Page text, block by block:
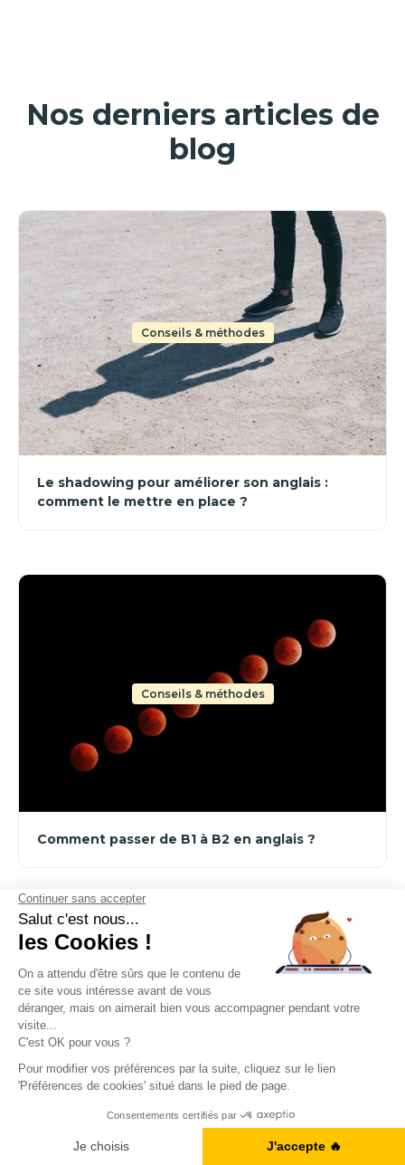
Nos derniers articles de
blog
Conseils & méthodes
Le shadowing pour améliorer son anglais :
comment le mettre en place ?
Conseils & méthodes
Comment passer de B1 à B2 en anglais ?
Obtenez votre Ebook gratuit
Je télécharge l'ebook